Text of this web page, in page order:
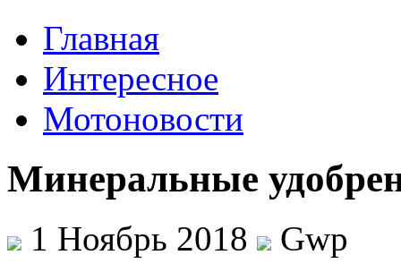
Главная
Интересное
Мотоновости
Минеральные
1 Ноябрь 2018
Gwp